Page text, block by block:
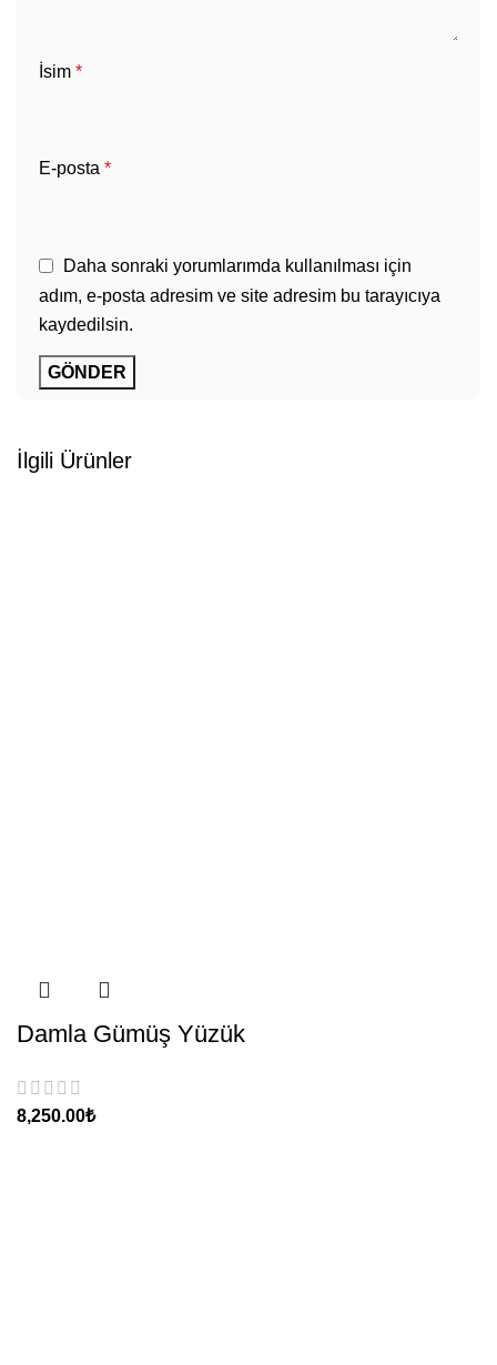
İsim *
E-posta *
Daha sonraki yorumlarımda kullanılması için
adım, e-posta adresim ve site adresim bu tarayıcıya
kaydedilsin.
İlgili Ürünler
Damla Gümüş Yüzük
₺